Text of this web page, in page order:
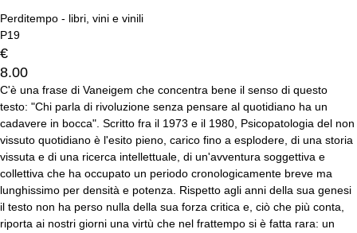
Perditempo - libri, vini e vinili
P19
€
8.00
C'è una frase di Vaneigem che concentra bene il senso di questo
testo: "Chi parla di rivoluzione senza pensare al quotidiano ha un
cadavere in bocca". Scritto fra il 1973 e il 1980, Psicopatologia del non
vissuto quotidiano è l'esito pieno, carico fino a esplodere, di una storia
vissuta e di una ricerca intellettuale, di un'avventura soggettiva e
collettiva che ha occupato un periodo cronologicamente breve ma
lunghissimo per densità e potenza. Rispetto agli anni della sua genesi
il testo non ha perso nulla della sua forza critica e, ciò che più conta,
riporta ai nostri giorni una virtù che nel frattempo si è fatta rara: un